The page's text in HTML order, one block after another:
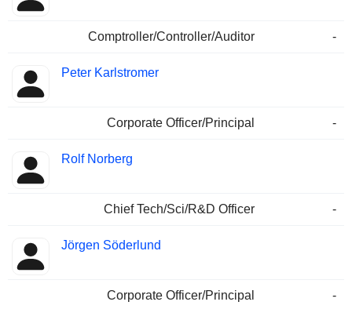
Comptroller/Controller/Auditor -
Peter Karlstromer
Corporate Officer/Principal -
Rolf Norberg
Chief Tech/Sci/R&D Officer -
Jörgen Söderlund
Corporate Officer/Principal -